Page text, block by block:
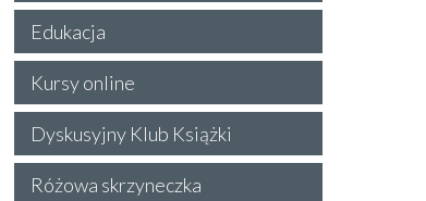
Edukacja
Kursy online
Dyskusyjny Klub Książki
Różowa skrzyneczka